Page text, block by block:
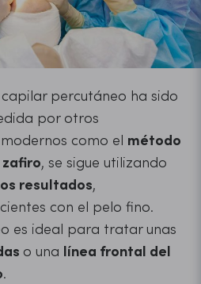
percutáneo ha sido
por otros
como el método
zafiro, se sigue utilizando
resultados,
con el pelo fino.
es ideal para tratar unas
o una línea frontal del
.